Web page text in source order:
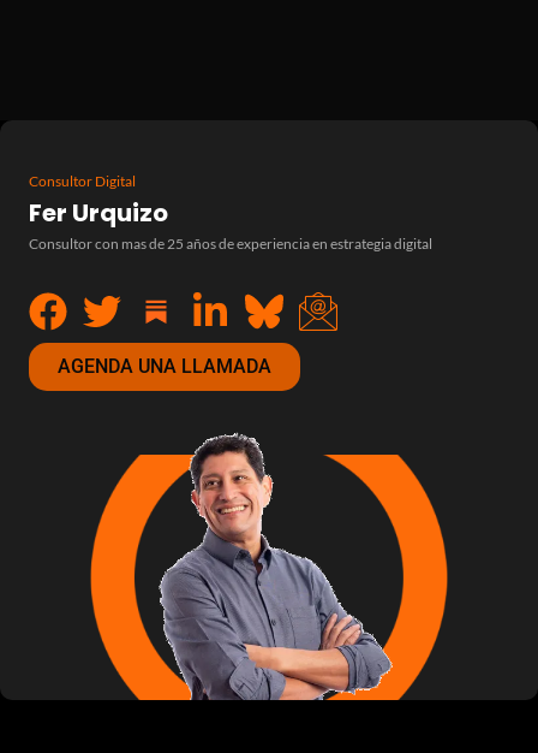
Consultor Digital
Fer Urquizo
Consultor con mas de 25 años de experiencia en estrategia digital
AGENDA UNA LLAMADA